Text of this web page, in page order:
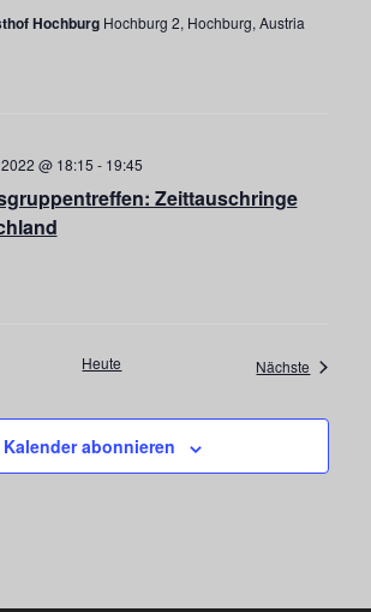
Hochburg Hochburg 2, Hochburg, Austria
Zeittauschringe
@ 18:15 - 19:45
Heute Nächste
Kalender abonnieren